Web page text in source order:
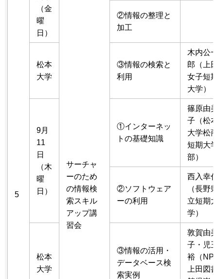
5
（金
曜
日）
サーチャ
ーのため
の情報検
索スキル
アップ講
習会
②情報の整理と
加工
松本
大学
③情報の検索と
利用
木内公一
郎（上田
女子短期
大学）
9月
11
日
（木
曜
日）
①インターネッ
トの基礎知識
篠原由美
子（松本
大学松商
短期大学
部）
②ソフトウェア
ーの利用
西入幸代
（長野県
立短期大
学）
松本
大学
③情報の活用・
データベース検
索実例
敦賀由美
子・児玉
裕（
上田図書